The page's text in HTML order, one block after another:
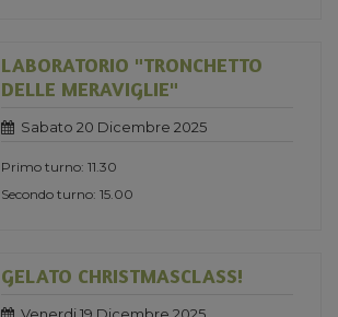
LABORATORIO "TRONCHETTO
DELLE MERAVIGLIE"
Sabato 20 Dicembre 2025
Primo turno: 11.30
Secondo turno: 15.00
GELATO CHRISTMASCLASS!
Venerdi 19 Dicembre 2025